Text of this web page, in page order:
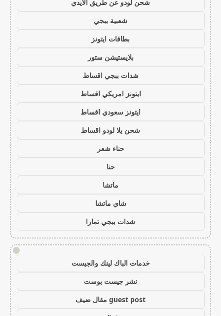
شحن لودو عن طريق الايدي
شعبية ببجي
بطاقات ايتونز
بلايستيشن ستور
شدات ببجي اقساط
ايتونز امريكي اقساط
ايتونز سعودي اقساط
شحن يلا لودو اقساط
حناء شعر
حنا
ماتشا
شاي ماتشا
شدات ببجي تمارا
!
خدمات الباك لينك والجيست
نشر جيست بوست
guest post مقال ضيف